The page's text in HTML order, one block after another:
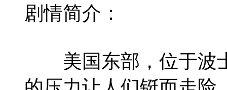
剧情简介：
美国东部，位于波士